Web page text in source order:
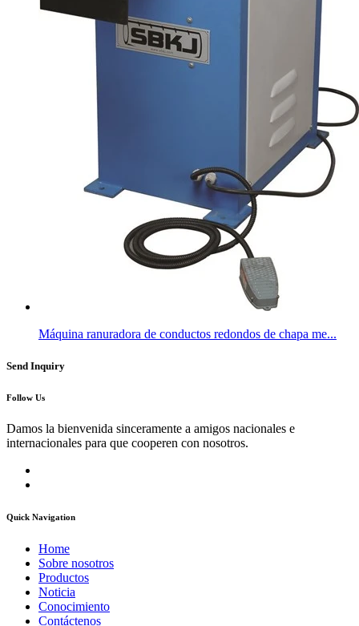
Máquina ranuradora de conductos redondos de chapa me...
Send Inquiry
Follow Us
Damos la bienvenida sinceramente a amigos nacionales e
internacionales para que cooperen con nosotros.
Quick Navigation
Home
Sobre nosotros
Productos
Noticia
Conocimiento
Contáctenos